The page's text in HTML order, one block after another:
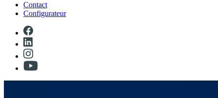
Contact
Configurateur